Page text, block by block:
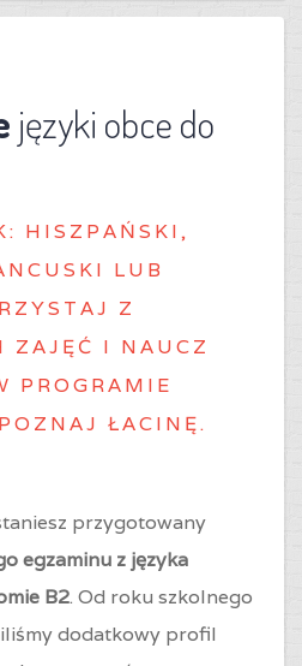
języki obce do
HISZPAŃSKI,
LUB
Z
ZAJĘĆ I NAUCZ
PROGRAMIE
ŁACINĘ.
przygotowany
egzaminu z języka
B2. Od roku szkolnego
dodatkowy profil